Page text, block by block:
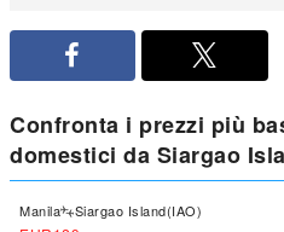
Confronta i prezzi più
domestici da Siargao
Manila Siargao Island(IAO)